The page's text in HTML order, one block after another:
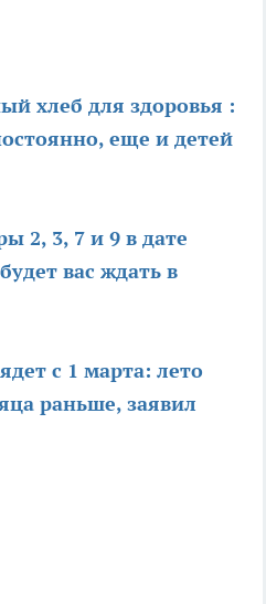
хлеб для здоровья :
еще и детей
2, 3, 7 и 9 в дате
вас ждать в
с 1 марта: лето
раньше, заявил